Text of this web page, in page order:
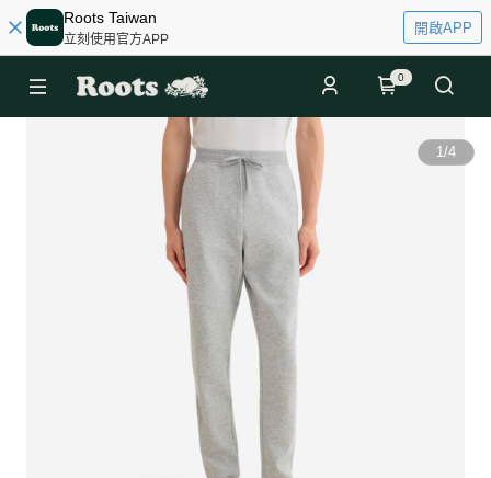
Roots Taiwan
立刻使用官方APP
開啟APP
0
1/4